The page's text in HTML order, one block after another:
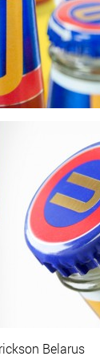
Belarus